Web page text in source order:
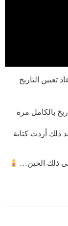
أردت فقط استبدال 2022 بـ 2002. أعاد تعيين التاريخ
أعاد تعيين التاريخ بالكامل مرة
ثم 02 كاليوم، وبعد ذلك أردت كتابة
ذلك الحين…